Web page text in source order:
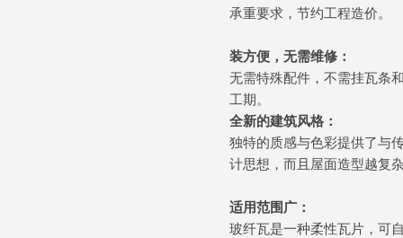
承重要求，节约工程造价。
装方便，无需维修：
无需特殊配件，不需挂瓦条
工期。
全新的建筑风格：
独特的质感与色彩提供了与
计思想，而且屋面造型越复
适用范围广：
玻纤瓦是一种柔性瓦片，可